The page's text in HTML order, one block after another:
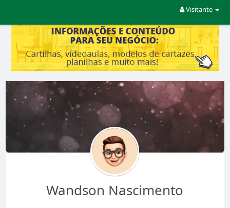
Visitante
Wandson Nascimento